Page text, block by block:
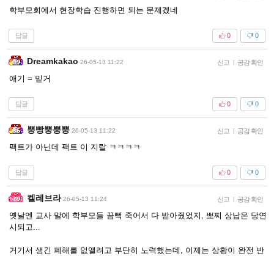
학부모회에서 현장학습 진행하면 되는 문제겠네
답글 0
0
Dreamkakao 26-05-13 11:22 신고 | 공감 확인
애기 = 믿거
답글 0
0
뿡빵뿡뿡뿡 26-05-13 11:22 신고 | 공감 확인
팩트가 아닌데 팩트 이 지랄 ㅋㅋㅋㅋ
답글 0
0
켈레브라 26-05-13 11:24 신고 | 공감 확인
옛날엔 교사 말에 학부모들 끔뻑 죽어서 다 받아줬었지, 뽀찌 상납은 당연
시되고...
거기서 생긴 폐해를 없앨려고 부단히 노력했는데, 이제는 상황이 완전 반